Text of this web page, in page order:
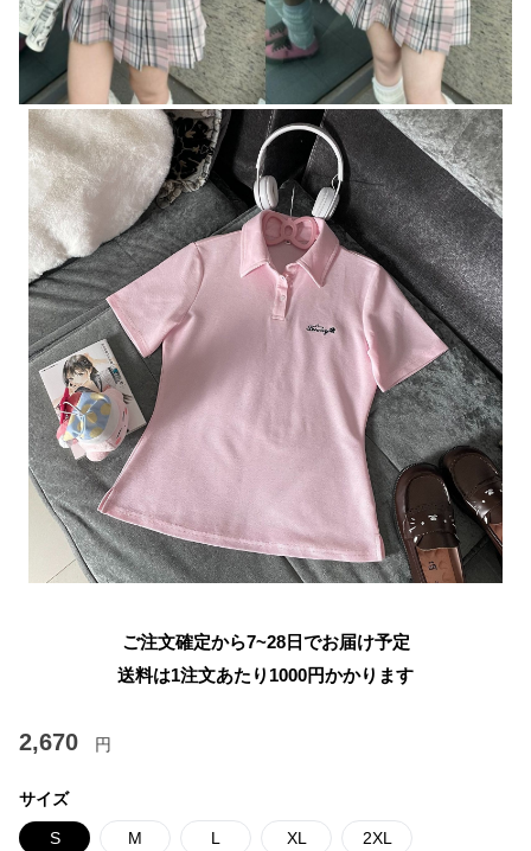
ご注文確定から7~28日でお届け予定
送料は1注文あたり 1000円かかります
2,670 円
サイズ
S M L XL 2XL